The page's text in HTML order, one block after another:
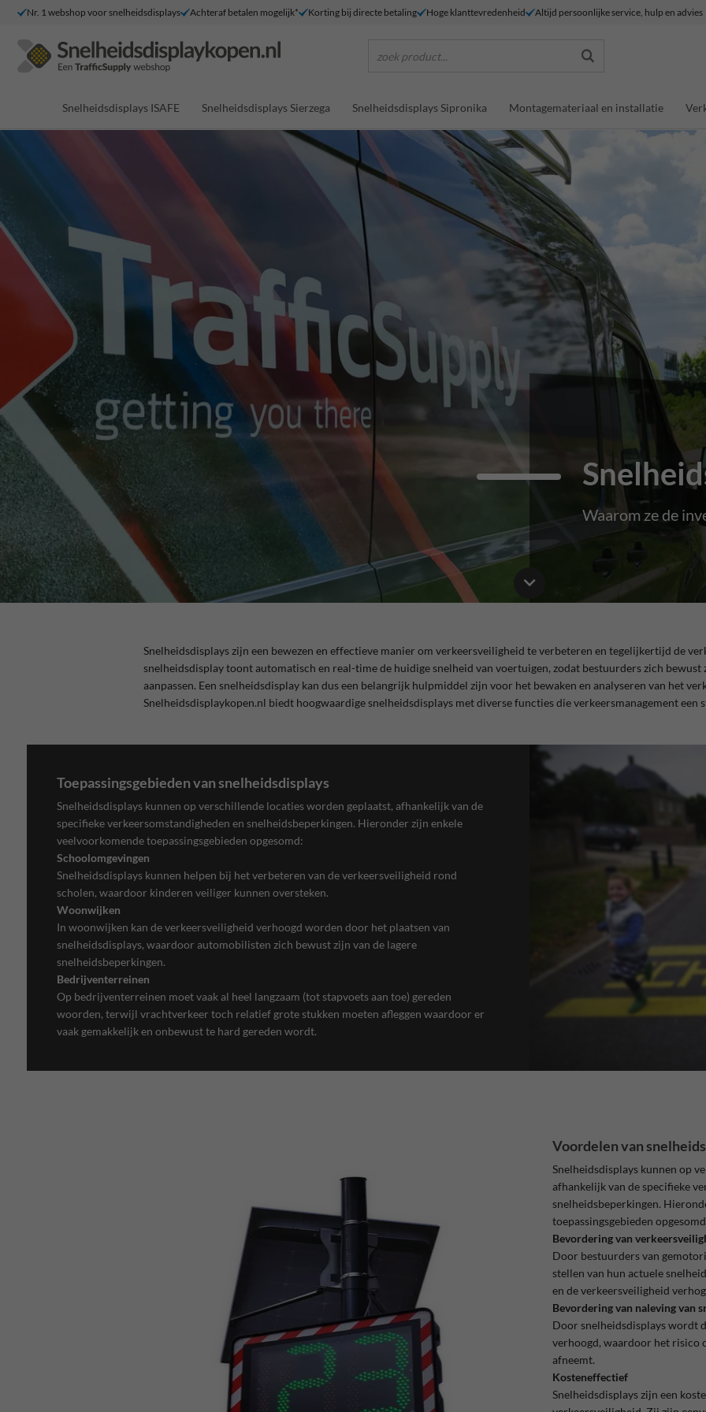
Nr. 1 webshop voor snelheidsdisplays Achteraf betalen mogelijk* Korting bij directe betaling Hoge klanttevredenheid Altijd persoonlijke service, hulp en advies
zoek product...
Snelheidsdisplays ISAFE Snelheidsdisplays Sierzega Snelheidsdisplays Sipronika Montagemateriaal en installatie
Waarom ze de
Snelheidsdisplays zijn een bewezen en effectieve manier om verkeersveiligheid te verbeteren en tegelijkertijd de
snelheidsdisplay toont automatisch en real-time de huidige snelheid van voertuigen, zodat bestuurders zich
aanpassen. Een snelheidsdisplay kan dus een belangrijk hulpmiddel zijn voor het bewaken en analyseren van het
Snelheidsdisplaykopen.nl biedt hoogwaardige snelheidsdisplays met diverse functies die verkeersmanagement een
Toepassingsgebieden van snelheidsdisplays
Snelheidsdisplays kunnen op verschillende locaties worden geplaatst, afhankelijk van de
specifieke verkeersomstandigheden en snelheidsbeperkingen. Hieronder zijn enkele
veelvoorkomende toepassingsgebieden opgesomd:
Schoolomgevingen
Snelheidsdisplays kunnen helpen bij het verbeteren van de verkeersveiligheid rond
scholen, waardoor kinderen veiliger kunnen oversteken.
Woonwijken
In woonwijken kan de verkeersveiligheid verhoogd worden door het plaatsen van
snelheidsdisplays, waardoor automobilisten zich bewust zijn van de lagere
snelheidsbeperkingen.
Bedrijventerreinen
Op bedrijventerreinen moet vaak al heel langzaam (tot stapvoets aan toe) gereden
woorden, terwijl vrachtverkeer toch relatief grote stukken moeten afleggen waardoor er
vaak gemakkelijk en onbewust te hard gereden wordt.
Voordelen van
Snelheidsdisplays kunnen op
afhankelijk van de specifieke
snelheidsbeperkingen.
toepassingsgebieden
Bevordering van
Door bestuurders van
stellen van hun actuele
en de verkeersveiligheid
Bevordering van naleving van
Door snelheidsdisplays wordt
verhoogd, waardoor het risico
afneemt.
Kosteneffectief
Snelheidsdisplays zijn een